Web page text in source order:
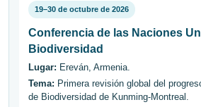
19–30 de octubre de 2026
Conferencia de las Naciones
Biodiversidad
Lugar: Ereván, Armenia.
Tema: Primera revisión global del
de Biodiversidad de Kunming-Montreal.